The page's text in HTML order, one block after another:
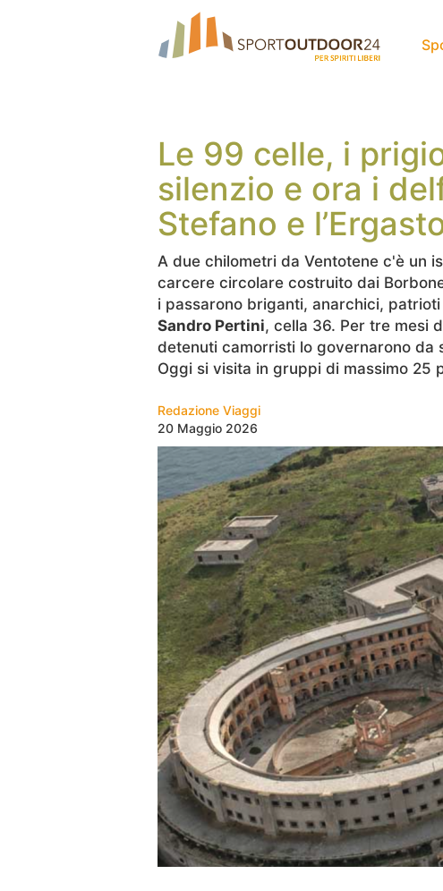
Le 99 celle, i
silenzio e ora i
Stefano e
A due chilometri da Ventotene c'è un
carcere circolare costruito dai
i passarono briganti, anarchici,
Sandro Pertini, cella 36. Per tre mesi
detenuti camorristi lo governarono da
Oggi si visita in gruppi di massimo 25
Redazione Viaggi
20 Maggio 2026